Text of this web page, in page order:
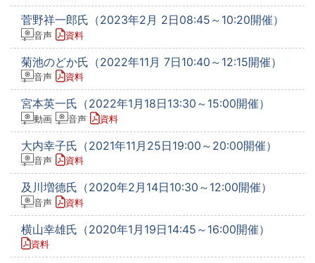
菅野祥一郎氏（2023年2月 2日08:45～10:20開催）
音声 資料
菊池のどか氏（2022年11月 7日10:40～12:15開催）
音声 資料
宮本英一氏（2022年1月18日13:30～15:00開催）
動画 音声 資料
大内幸子氏（2021年11月25日19:00～20:00開催）
音声 資料
及川増德氏（2020年2月14日10:30～12:00開催）
音声 資料
横山幸雄氏（2020年1月19日14:45～16:00開催）
資料